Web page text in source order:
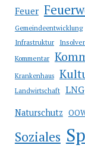
Feuer
Gemeindeentwicklung
Infrastruktur
Kommentar
Krankenhaus
Landwirtschaft LNG
Naturschutz
Soziales